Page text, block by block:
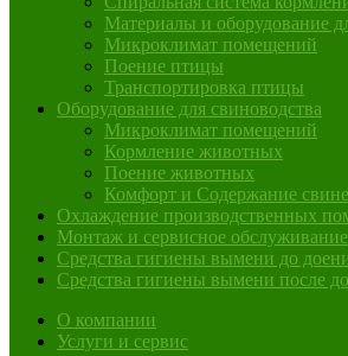
Материалы и оборудование
Микроклимат помещений
Поение птицы
Транспортировка птицы
Оборудование для свиноводства
Микроклимат помещений
Кормление животных
Поение животных
Комфорт и Содержание
Охлаждение производственных
Монтаж и сервисное обслуживание
Средства гигиены вымени до
Средства гигиены вымени после
О компании
Услуги и сервис